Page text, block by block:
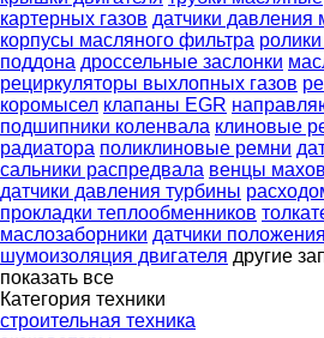
картерных газов датчики давления
корпусы масляного фильтра
поддона дроссельные заслонки
рециркуляторы выхлопных газов
коромысел клапаны EGR
подшипники коленвала клиновые
радиатора поликлиновые ремни
сальники распредвала венцы
датчики давления турбины
прокладки теплообменников
маслозаборники датчики
шумоизоляция двигателя другие
показать все
Категория техники
строительная техника